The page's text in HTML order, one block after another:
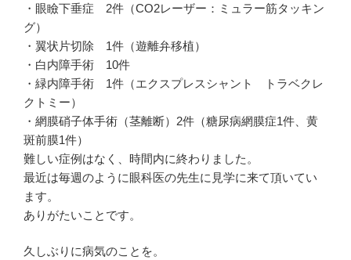
・眼瞼下垂症 2件（CO2レーザー：ミュラー筋タッキン
グ）
・翼状片切除 1件（遊離弁移植）
・白内障手術 10件
・緑内障手術 1件（エクスプレスシャント トラベクレ
クトミー）
・網膜硝子体手術（茎離断）2件（糖尿病網膜症1件、黄
斑前膜1件）
難しい症例はなく、時間内に終わりました。
最近は毎週のように眼科医の先生に見学に来て頂いてい
ます。
ありがたいことです。
久しぶりに病気のことを。